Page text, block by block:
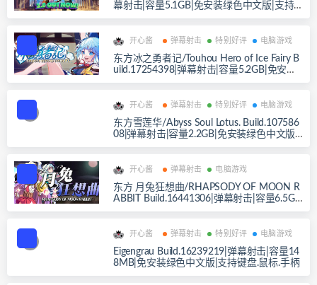
幕射击|容量5.1GB|免安装绿色中文版|支持
键盘.鼠标.手柄
开心酱 弹幕射击 特别好评 电脑游戏
东方冰之勇者记/Touhou Hero of Ice Fairy B
uild.17254398|弹幕射击|容量5.2GB|免安装
绿色中文版|支持键盘.鼠标
开心酱 弹幕射击 特别好评 电脑游戏
东方雪莲华/Abyss Soul Lotus. Build.107586
08|弹幕射击|容量2.2GB|免安装绿色中文版|
支持键盘.鼠标.手柄
开心酱 弹幕射击 电脑游戏
东方 月兔狂想曲/RHAPSODY OF MOON R
ABBIT Build.16441306|弹幕射击|容量6.5GB
|免安装绿色中文版|支持键盘.鼠标.手柄
开心酱 弹幕射击 特别好评 电脑游戏
Eigengrau Build.16239219|弹幕射击|容量14
8MB|免安装绿色中文版|支持键盘.鼠标.手柄